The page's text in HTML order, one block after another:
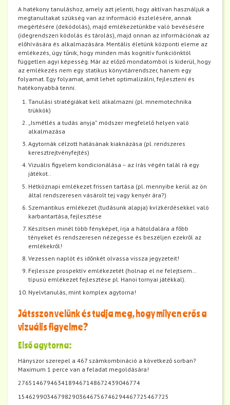
A hatékony tanuláshoz, amely azt jelenti, hogy aktívan használjuk a
megtanultakat szükség van az információ észlelésére, annak
megértésére (dekódolás), majd emlékezetünkbe való bevésésére
(idegrendszeri kódolás és tárolás), majd onnan az információnak az
előhívására és alkalmazására. Mentális életünk központi eleme az
emlékezés, úgy tűnik, hogy minden más kognitív funkciónktól
független agyi képesség. Már az előző mondatomból is kiderül, hogy
az emlékezés nem egy statikus könyvtárrendszer, hanem egy
folyamat. Egy folyamat, amit lehet optimalizálni, fejleszteni és
hatékonyabbá tenni.
Tanulási stratégiákat kell alkalmazni (pl. mnemotechnika
trükkök)
„Ismétlés a tudás anyja” módszer megfelelő helyen való
alkalmazása
Agytornák célzott hatásának kiaknázása (pl. rendszeres
keresztrejtvényfejtés)
Vizuális figyelem kondicionálása – az írás végén talál rá egy
játékot..
Hétköznapi emlékezet frissen tartása (pl. mennyibe kerül az ön
által rendszeresen vásárolt tej vagy kenyér ára?)
Szemantikus emlékezet (tudásunk alapja) kvízkérdésekkel való
karbantartása, fejlesztése
Készítsen minél több fényképet, írja a hátoldalára a főbb
tényeket és rendszeresen nézegesse és beszéljen ezekről az
emlékekről!
Vezessen naplót és időnkét olvassa vissza jegyzeteit!
Fejlessze prospektív emlékezetét (holnap el ne felejtsem…
típusú emlékezet fejlesztése pl. Hanoi tornyai játékkal).
Nyelvtanulás, mint komplex agytorna!
Játsszon velünk és tudja meg, hogy milyen erős a
vizuális figyelme?
Első agytorna:
Hányszor szerepel a 467 számkombináció a következő sorban?
Maximum 1 perce van a feladat megoldására!
2765146794634189467148672439046774
154629903467982903646756746294467725467725